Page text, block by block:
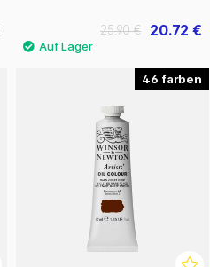
20.72 €
25.90 €
46